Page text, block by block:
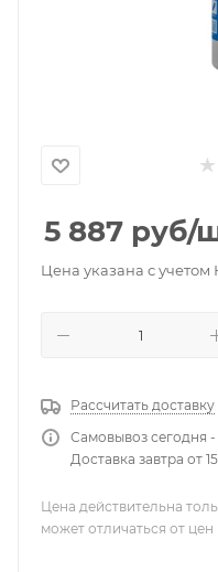
5 887 руб/
Цена указана с учетом
Рассчитать доставку
Самовывоз сегодня
Доставка завтра от
Цена действительна
может отличаться от